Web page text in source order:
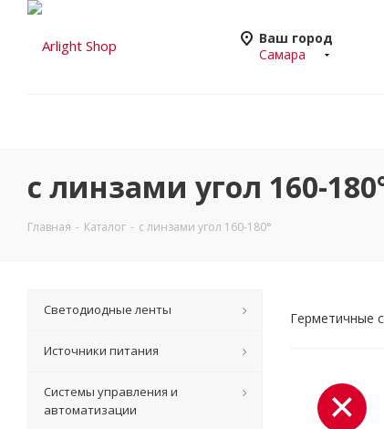
Ваш город
Самара
с линзами угол 160-
Главная - Каталог - с линзами угол 160-180°
Герметичные
Светодиодные ленты
Источники питания
Системы управления и
автоматизации